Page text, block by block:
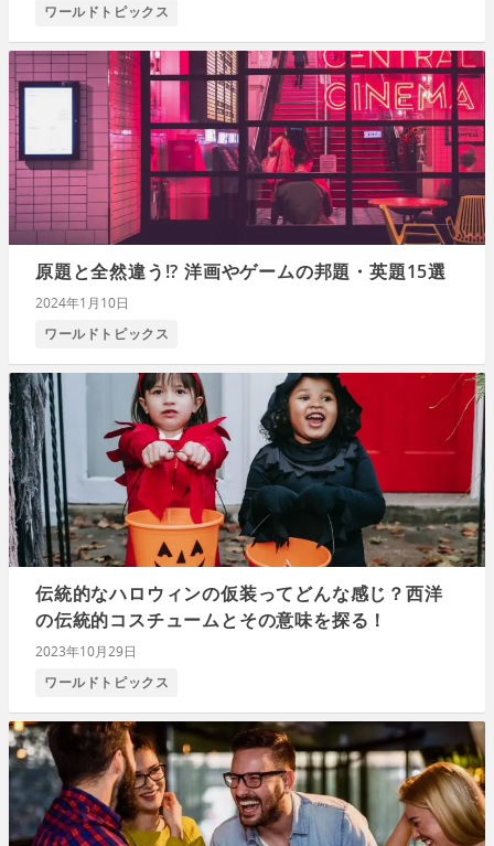
ワールドトピックス
原題と全然違う!? 洋画やゲームの邦題・英題15選
2024年1月10日
ワールドトピックス
伝統的なハロウィンの仮装ってどんな感じ？西洋
の伝統的コスチュームとその意味を探る！
2023年10月29日
ワールドトピックス